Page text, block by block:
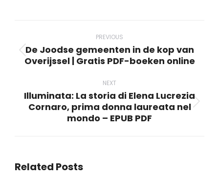
navigation
PREVIOUS
Previous
De Joodse gemeenten in de kop van
Overijssel | Gratis PDF-boeken online
NEXT
Next
post:
Illuminata: La storia di Elena Lucrezia
Cornaro, prima donna laureata nel
mondo – EPUB PDF
Related Posts